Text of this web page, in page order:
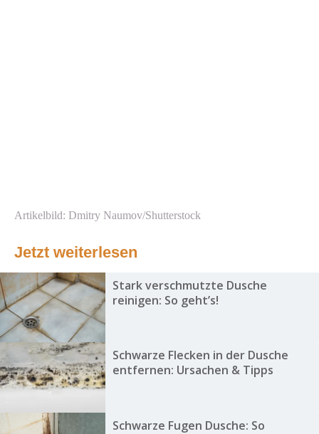
Artikelbild: Dmitry Naumov/Shutterstock
Jetzt weiterlesen
Stark verschmutzte Dusche
reinigen: So geht’s!
Schwarze Flecken in der Dusche
entfernen: Ursachen & Tipps
Schwarze Fugen Dusche: So